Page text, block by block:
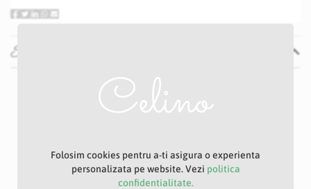
Specificatii
P16D
20 cm
Folosim cookies pentru a-ti asigura o experienta
personalizata pe website. Vezi politica
confidentialitate.